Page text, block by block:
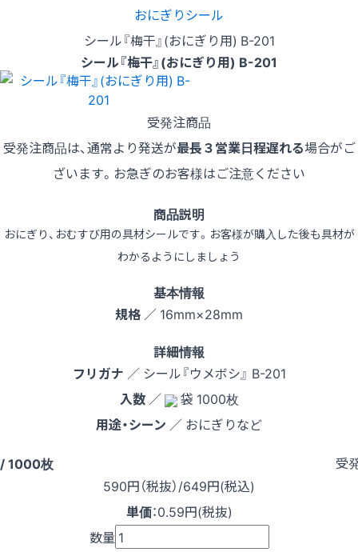
おにぎりシール
シール『梅干』(おにぎり用) B-201
シール『梅干』(おにぎり用) B-201
受発注商品
受発注商品は、通常より発送が最長３営業日程遅れる場合がご
ざいます。お急ぎのお客様はご注意ください
商品説明
おにぎり、おむすび用の具材シールです。お客様が購入した後も具材が
わかるようにしましょう
基本情報
規格 ／ 16mm×28mm
詳細情報
フリガナ ／ シール『ウメボシ』 B-201
入数／
袋 1000枚
用途・シーン ／ おにぎりなど
1000枚
受
590円（税抜）/649円(税込)
単価：0.59円(税抜)
数量